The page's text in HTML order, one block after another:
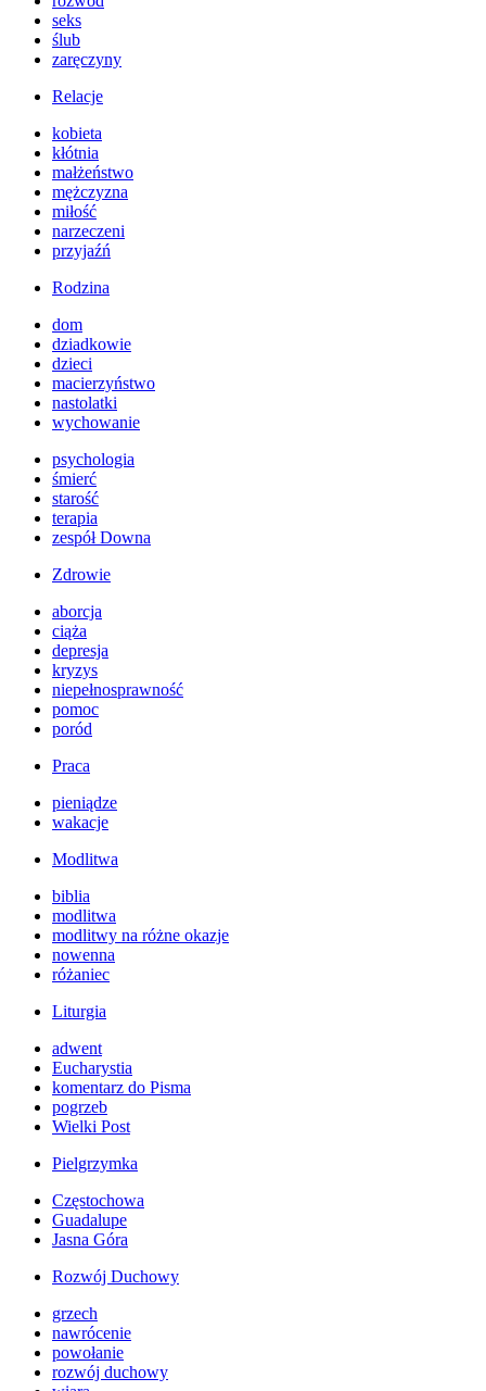
seks
ślub
zaręczyny
Relacje
kobieta
kłótnia
małżeństwo
mężczyzna
miłość
narzeczeni
przyjaźń
Rodzina
dom
dziadkowie
dzieci
macierzyństwo
nastolatki
wychowanie
psychologia
śmierć
starość
terapia
zespół Downa
Zdrowie
aborcja
ciąża
depresja
kryzys
niepełnosprawność
pomoc
poród
Praca
pieniądze
wakacje
Modlitwa
biblia
modlitwa
modlitwy na różne okazje
nowenna
różaniec
Liturgia
adwent
Eucharystia
komentarz do Pisma
pogrzeb
Wielki Post
Pielgrzymka
Częstochowa
Guadalupe
Jasna Góra
Rozwój Duchowy
grzech
nawrócenie
powołanie
rozwój duchowy